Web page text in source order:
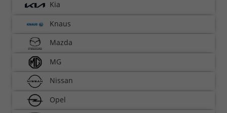
Kia
Knaus
Mazda
MG
Nissan
Opel